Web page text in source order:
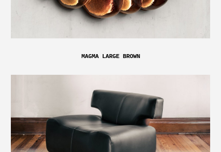
MAGMA LARGE BROWN